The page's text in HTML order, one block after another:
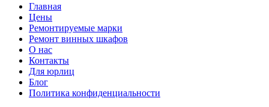
Главная
Цены
Ремонтируемые марки
Ремонт винных шкафов
О нас
Контакты
Для юрлиц
Блог
Политика конфиденциальности